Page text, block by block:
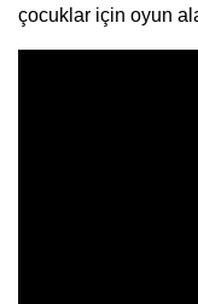
çocuklar için oyun